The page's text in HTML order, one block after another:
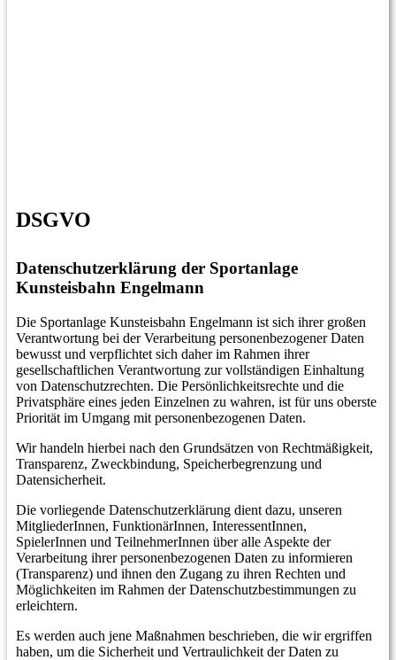
DSGVO
Datenschutzerklärung der Sportanlage
Kunsteisbahn Engelmann
Die Sportanlage Kunsteisbahn Engelmann ist sich ihrer großen
Verantwortung bei der Verarbeitung personenbezogener Daten
bewusst und verpflichtet sich daher im Rahmen ihrer
gesellschaftlichen Verantwortung zur vollständigen Einhaltung
von Datenschutzrechten. Die Persönlichkeitsrechte und die
Privatsphäre eines jeden Einzelnen zu wahren, ist für uns oberste
Priorität im Umgang mit personenbezogenen Daten.
Wir handeln hierbei nach den Grundsätzen von Rechtmäßigkeit,
Transparenz, Zweckbindung, Speicherbegrenzung und
Datensicherheit.
Die vorliegende Datenschutzerklärung dient dazu, unseren
MitgliederInnen, FunktionärInnen, InteressentInnen,
SpielerInnen und TeilnehmerInnen über alle Aspekte der
Verarbeitung ihrer personenbezogenen Daten zu informieren
(Transparenz) und ihnen den Zugang zu ihren Rechten und
Möglichkeiten im Rahmen der Datenschutzbestimmungen zu
erleichtern.
Es werden auch jene Maßnahmen beschrieben, die wir ergriffen
haben, um die Sicherheit und Vertraulichkeit der Daten zu